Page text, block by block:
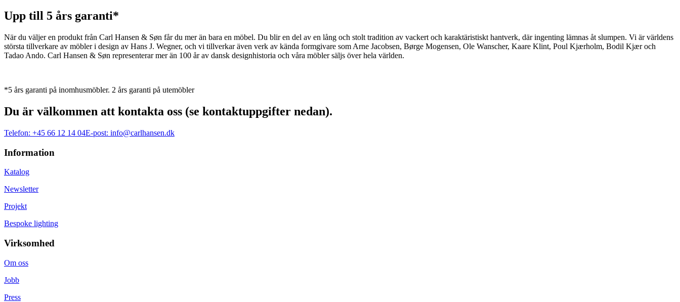
Upp till 5 års garanti*
När du väljer en produkt från Carl Hansen & Søn får du mer än bara en möbel. Du blir en del av en lång och stolt tradition av vackert och karaktäristiskt hantverk, där ingenting lämnas åt slumpen. Vi är världens
största tillverkare av möbler i design av Hans J. Wegner, och vi tillverkar även verk av kända formgivare som Arne Jacobsen, Børge Mogensen, Ole Wanscher, Kaare Klint, Poul Kjærholm, Bodil Kjær och
Tadao Ando. Carl Hansen & Søn representerar mer än 100 år av dansk designhistoria och våra möbler säljs över hela världen.
*5 års garanti på inomhusmöbler. 2 års garanti på utemöbler
Du är välkommen att kontakta oss (se kontaktuppgifter nedan).
Telefon: +45 66 12 14 04E-post: info@carlhansen.dk
Information
Katalog
Newsletter
Projekt
Bespoke lighting
Virksomhed
Om oss
Jobb
Press